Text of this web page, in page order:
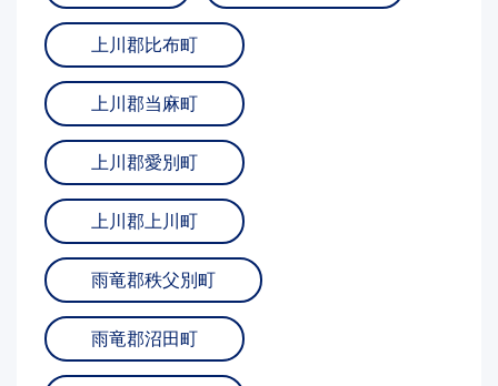
上川郡比布町
上川郡当麻町
上川郡愛別町
上川郡上川町
雨竜郡秩父別町
雨竜郡沼田町